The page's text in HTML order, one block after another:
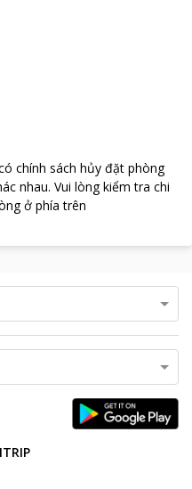
chính sách hủy đặt phòng
nhau. Vui lòng kiểm tra chi
ở phía trên